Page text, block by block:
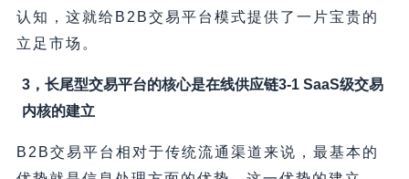
认知，这就给B2B交易平台模式提供了一片宝贵的
立足市场。
3，长尾型交易平台的核心是在线供应链3-1 SaaS级交易
内核的建立
B2B交易平台相对于传统流通渠道来说，最基本的